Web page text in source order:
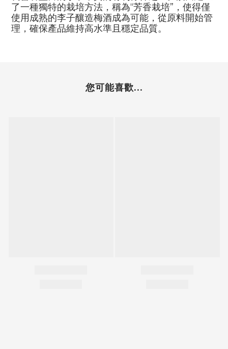
了一種獨特的栽培方法，稱為“芳香栽培”，使得僅
使用成熟的李子釀造梅酒成為可能，從原料開始管
理，確保產品維持高水準且穩定品質。
您可能喜歡...